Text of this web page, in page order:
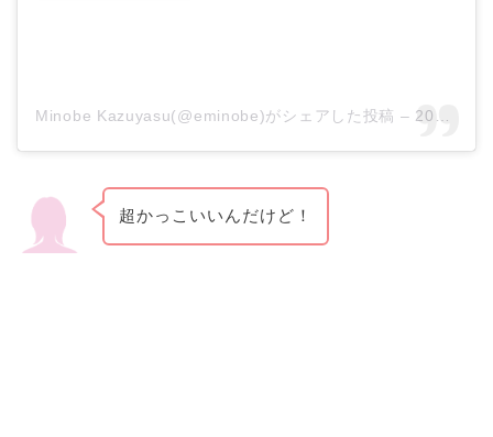
Minobe Kazuyasu(@eminobe)がシェアした投稿 – 2016年10月月18日午前10時40分PDT
超かっこいいんだけど！